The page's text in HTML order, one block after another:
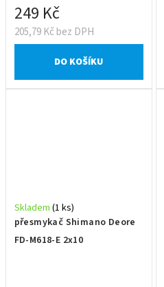
205,79 Kč bez DPH
249 Kč
DO KOŠÍKU
přesmykač Shimano Deore
FD-M618-E 2x10
Skladem (1 ks)